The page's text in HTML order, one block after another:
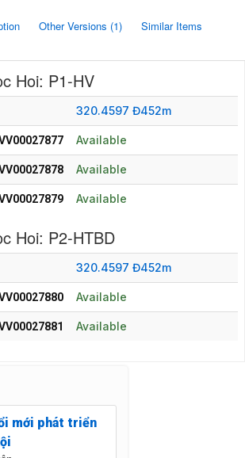
Other Versions (1)
Similar Items
Hoi: P1-HV
Thu vien Quoc Hoi: P1-HV
320.4597 Đ452m
Available
Available
Available
Hoi: P2-HTBD
Thu vien Quoc Hoi: P2-HTBD
320.4597 Đ452m
Available
Available
mới phát triển